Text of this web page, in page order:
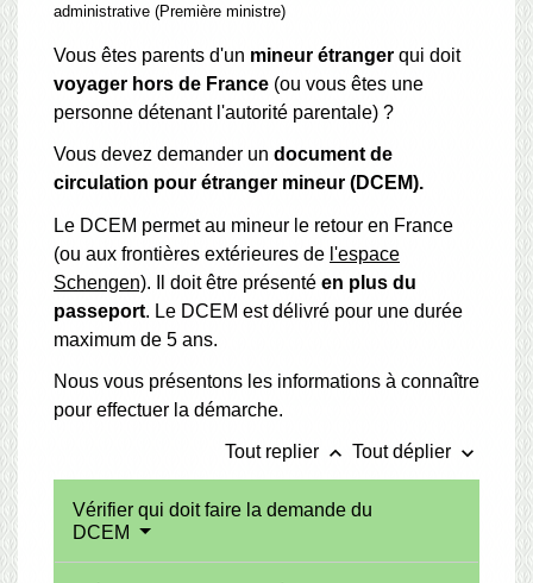
administrative (Première ministre)
Vous êtes parents d'un mineur étranger qui doit
voyager hors de France (ou vous êtes une
personne détenant l'autorité parentale) ?
Vous devez demander un document de
circulation pour étranger mineur (DCEM).
Le DCEM permet au mineur le retour en France
(ou aux frontières extérieures de l'espace
Schengen). Il doit être présenté en plus du
passeport. Le DCEM est délivré pour une durée
maximum de 5 ans.
Nous vous présentons les informations à connaître
pour effectuer la démarche.
Tout replier keyboard_arrow_up Tout déplier keyboard_arrow_down
Vérifier qui doit faire la demande du
DCEM